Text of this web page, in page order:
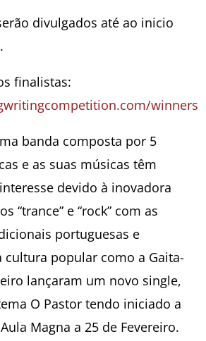
divulgados até ao inicio
finalistas:
winners
banda composta por 5
e as suas músicas têm
devido à inovadora
“trance” e “rock” com as
portuguesas e
popular como a Gaita-
lançaram um novo single,
O Pastor tendo iniciado a
Magna a 25 de Fevereiro.